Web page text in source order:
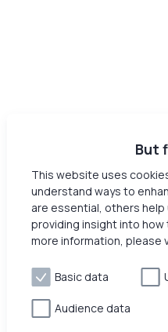
But
This website uses
understand ways to
are essential, others
providing insight into how
more information, please
Basic data
Audience data